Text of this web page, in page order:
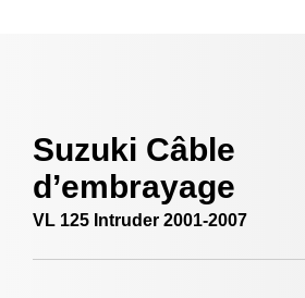
Suzuki Câble
d’embrayage
VL 125 Intruder 2001-2007